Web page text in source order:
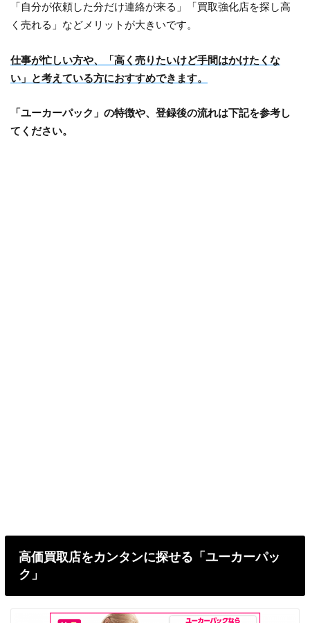
「自分が依頼した分だけ連絡が来る」「買取強化店を探し高
く売れる」などメリットが大きいです。
仕事が忙しい方や、「高く売りたいけど手間はかけたくな
い」と考えている方におすすめできます。
「ユーカーパック」の特徴や、登録後の流れは下記を参考し
てください。
高価買取店をカンタンに探せる「ユーカーパッ
ク」